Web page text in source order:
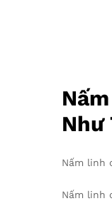
Như
Nấm linh
Nấm linh